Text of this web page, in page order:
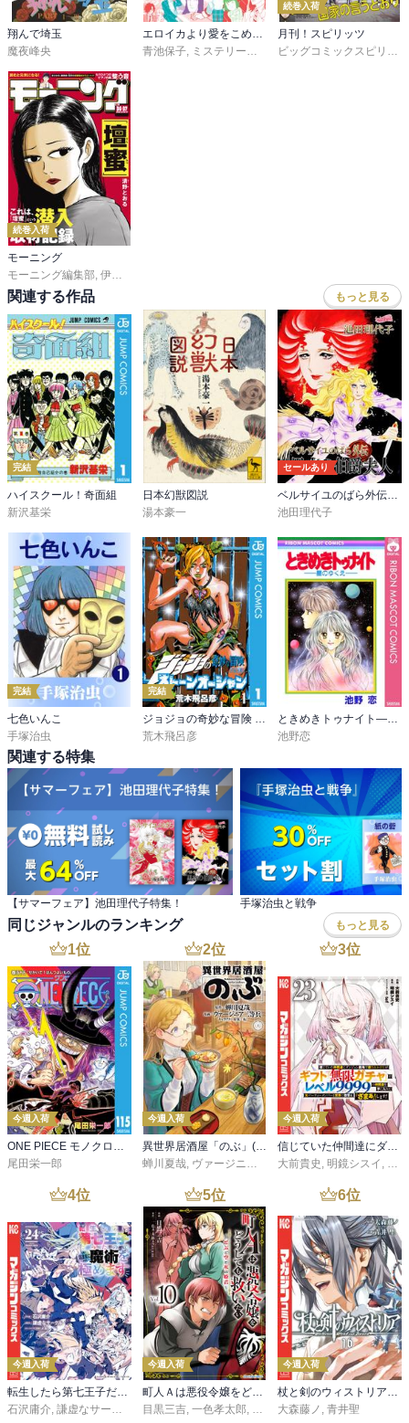
翔んで埼玉
魔夜峰央
エロイカより愛をこめてに愛をこめて！！
青池保子, ミステリーボニータ編集部 , 市東亮子, 酒井
続巻入荷
月刊！スピリッツ
ビッグコミックスピリッツ編集部
続巻入荷
モーニング
モーニング編集部 伊咲智太
関連する作品 もっと見る
完結
ハイスクール！奇面組
新沢基栄
日本幻獣図説
湯本豪一
セールあり
ベルサイユのばら外伝～黒衣の伯爵夫人
池田理代子
完結
七色いんこ
手塚治虫
完結
荒木飛呂彦
池野恋
関連する特集
【サマーフェア】池田理代子特集！ 手塚治虫と戦争
同じジャンルのランキング もっと見る
1位
今週入荷
ONE PIECE モノクロ版 115
尾田栄一郎
2位
今週入荷
異世界居酒屋「のぶ」(22)
蝉川夏哉, ヴァージニア二等兵 ,転
3位
今週入荷
信じていた仲間達にダンジョン奥地で殺されかけたがギフト『無限ガチャ』でレベル９９９９の仲間達を手に入れて元パーティーメンバーと世界に復讐＆『ざまぁ！』します！（２３）
大前貴史 , 明鏡シスイ , ｔ
4位
今週入荷
転生したら第七王子だったので、気ままに魔術を極めます（２４）
石沢庸介, 謙虚なサークル メル。
5位
今週入荷
町人Ａは悪役令嬢をどうしても救いたい ～どぶと空と氷の姫君～１０【電子書店共通特典イラスト付】
目黒三吉, 一色孝太郎, Parum
6位
今週入荷
杖と剣のウィストリア（１６）
大森藤ノ , 青井聖